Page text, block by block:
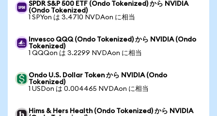
SPDR S&P 500 ETF (Ondo Tokenized) から NVIDIA
(Ondo Tokenized)
1 SPYon は 3.4710 NVDAon に相当
Invesco QQQ (Ondo Tokenized) から NVIDIA (Ondo
Tokenized)
1 QQQon は 3.2299 NVDAon に相当
Ondo U.S. Dollar Token から NVIDIA (Ondo
Tokenized)
1 USDon は 0.004465 NVDAon に相当
Hims & Hers Health (Ondo Tokenized) から NVIDIA